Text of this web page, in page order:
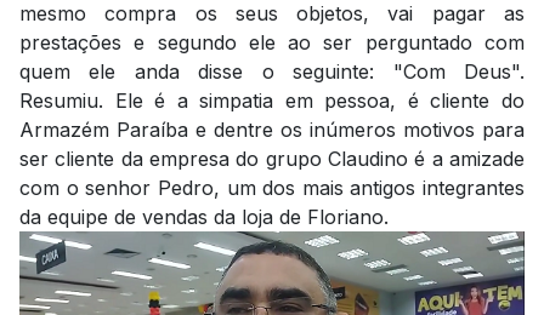
mesmo compra os seus objetos, vai pagar as
prestações e segundo ele ao ser perguntado com
quem ele anda disse o seguinte: "Com Deus".
Resumiu. Ele é a simpatia em pessoa, é cliente do
Armazém Paraíba e dentre os inúmeros motivos para
ser cliente da empresa do grupo Claudino é a amizade
com o senhor Pedro, um dos mais antigos integrantes
da equipe de vendas da loja de Floriano.